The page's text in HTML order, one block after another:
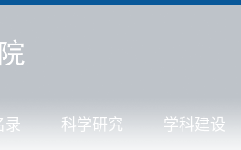
录 科学研究 学科建设